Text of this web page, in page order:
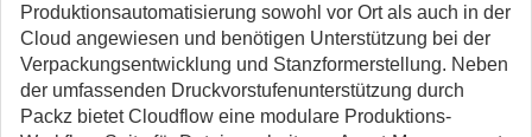
Produktionsautomatisierung sowohl vor Ort als auch in der
Cloud angewiesen und benötigen Unterstützung bei der
Verpackungsentwicklung und Stanzformerstellung. Neben
der umfassenden Druckvorstufenunterstützung durch
Packz bietet Cloudflow eine modulare Produktions-